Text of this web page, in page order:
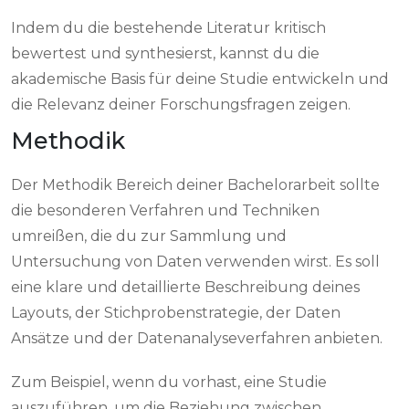
Indem du die bestehende Literatur kritisch
bewertest und synthesierst, kannst du die
akademische Basis für deine Studie entwickeln und
die Relevanz deiner Forschungsfragen zeigen.
Methodik
Der Methodik Bereich deiner Bachelorarbeit sollte
die besonderen Verfahren und Techniken
umreißen, die du zur Sammlung und
Untersuchung von Daten verwenden wirst. Es soll
eine klare und detaillierte Beschreibung deines
Layouts, der Stichprobenstrategie, der Daten
Ansätze und der Datenanalyseverfahren anbieten.
Zum Beispiel, wenn du vorhast, eine Studie